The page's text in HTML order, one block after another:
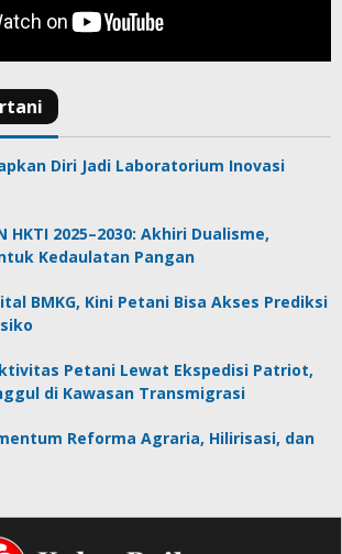
Diri Jadi Laboratorium Inovasi
HKTI 2025–2030: Akhiri Dualisme,
Kedaulatan Pangan
BMKG, Kini Petani Bisa Akses Prediksi
Petani Lewat Ekspedisi Patriot,
di Kawasan Transmigrasi
Reforma Agraria, Hilirisasi, dan